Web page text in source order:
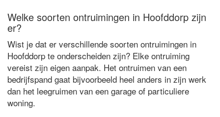
Welke soorten ontruimingen in Hoofddorp zijn
er?
Wist je dat er verschillende soorten ontruimingen in
Hoofddorp te onderscheiden zijn? Elke ontruiming
vereist zijn eigen aanpak. Het ontruimen van een
bedrijfspand gaat bijvoorbeeld heel anders in zijn werk
dan het leegruimen van een garage of particuliere
woning.